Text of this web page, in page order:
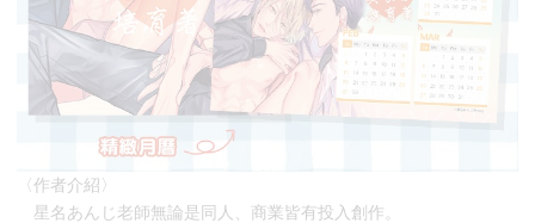
〈作者介紹〉
星名あんじ老師無論是同人、商業皆有投入創作。